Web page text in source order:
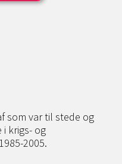
som var til stede og
krigs- og
2005.